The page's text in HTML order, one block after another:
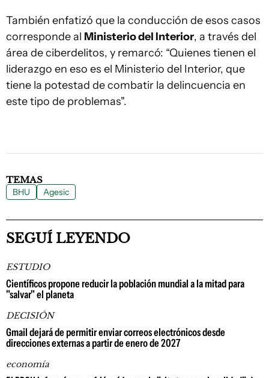
También enfatizó que la conducción de esos casos
corresponde al Ministerio del Interior, a través del
área de ciberdelitos, y remarcó: “Quienes tienen el
liderazgo en eso es el Ministerio del Interior, que
tiene la potestad de combatir la delincuencia en
este tipo de problemas".
TEMAS
BHU Agesic
SEGUÍ LEYENDO
ESTUDIO
Científicos propone reducir la población mundial a la mitad para
"salvar" el planeta
DECISIÓN
Gmail dejará de permitir enviar correos electrónicos desde
direcciones externas a partir de enero de 2027
economía